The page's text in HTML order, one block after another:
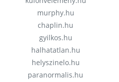
murphy.hu
chaplin.hu
gyilkos.hu
halhatatlan.hu
helyszinelo.hu
paranormalis.hu